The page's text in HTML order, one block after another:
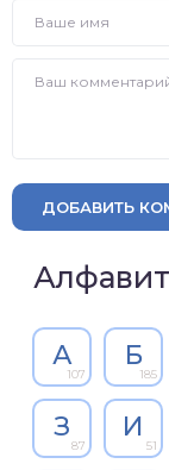
ДОБАВИТЬ
А
107
Б
185
З
87
И
51